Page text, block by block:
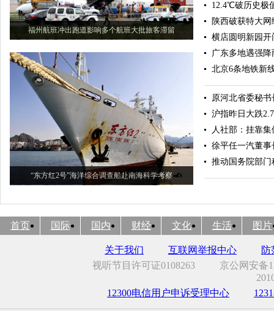
福州航班冲出跑道影响多个航班大批旅客滞留
“东方红2号”海洋综合调查船赴南海科学考察
12.4℃破历史极
陕西破获特大
横店圆明新园
广东多地遇强降
北京6条地铁新
原河北省委秘
沪指昨日大跌
人社部：挂靠
徐平任一汽董
推动国务院部
首页 国际 国内 财经 文化 生活 图片
关于我们 互联网举报中心
防
视听节目许可证0108263
京公网安备
12300电信用户申诉受理中心